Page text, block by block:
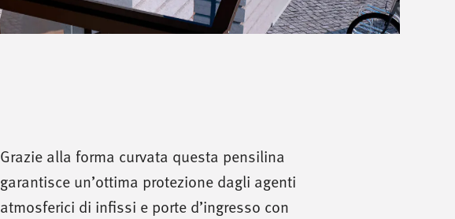
Grazie alla forma curvata questa pensilina
garantisce un’ottima protezione dagli agenti
atmosferici di infissi e porte d’ingresso con